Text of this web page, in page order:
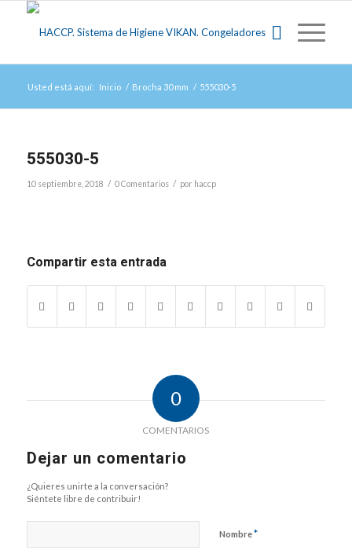
Usted está aquí: Inicio / Brocha 30 mm / 555030-5
555030-5
10 septiembre, 2018 / 0 Comentarios / por haccp
Compartir esta entrada
0
COMENTARIOS
Dejar un comentario
¿Quieres unirte a la conversación?
Siéntete libre de contribuir!
Nombre*